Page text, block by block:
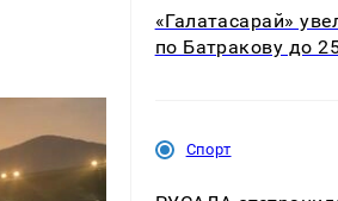
«Галатасарай»
по Батракову до
Спорт